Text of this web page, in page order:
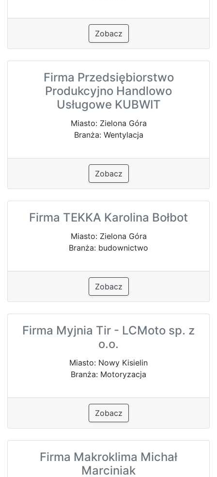
Zobacz
Firma Przedsiębiorstwo
Produkcyjno Handlowo
Usługowe KUBWIT
Miasto: Zielona Góra
Branża: Wentylacja
Zobacz
Firma TEKKA Karolina Bołbot
Miasto: Zielona Góra
Branża: budownictwo
Zobacz
Firma Myjnia Tir - LCMoto sp. z
o.o.
Miasto: Nowy Kisielin
Branża: Motoryzacja
Zobacz
Firma Makroklima Michał
Marciniak